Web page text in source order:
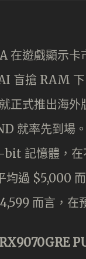
在遊戲顯示卡
盲搶 RAM
正式推出海
就率先到場
bit 記憶體，
均過 $5,000
而言，在